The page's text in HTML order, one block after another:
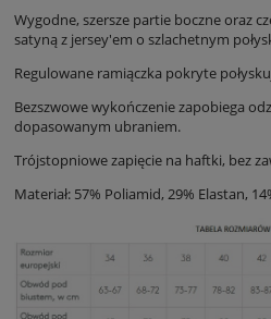
Wygodne, szersze partie boczne oraz
satyną z jersey'em o szlachetnym
Regulowane ramiączka pokryte
Bezszwowe wykończenie zapobiega
dopasowanym ubraniem.
Trójstopniowe zapięcie na haftki, bez
Materiał: 57% Poliamid, 29% Elastan,